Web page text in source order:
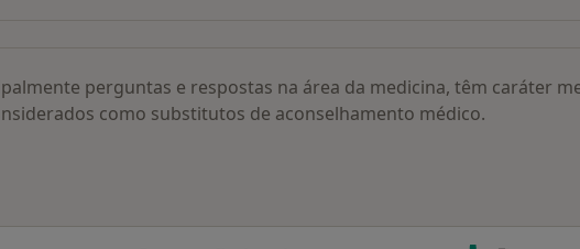
perguntas e respostas na área da medicina, têm caráter
como substitutos de aconselhamento médico.